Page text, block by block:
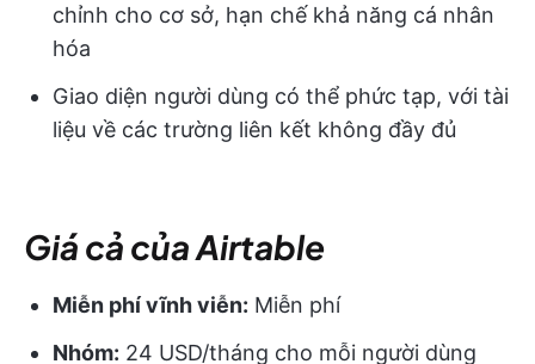
chỉnh cho cơ sở, hạn chế khả năng cá nhân
hóa
Giao diện người dùng có thể phức tạp, với tài
liệu về các trường liên kết không đầy đủ
Giá cả của Airtable
Miễn phí vĩnh viễn: Miễn phí
Nhóm: 24 USD/tháng cho mỗi người dùng